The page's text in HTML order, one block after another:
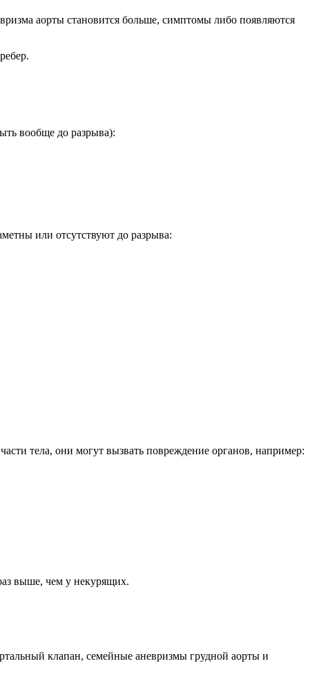
аорты становится больше, симптомы либо появляются
вообще до разрыва):
или отсутствуют до разрыва:
тела, они могут вызвать повреждение органов, например:
выше, чем у некурящих.
клапан, семейные аневризмы грудной аорты и